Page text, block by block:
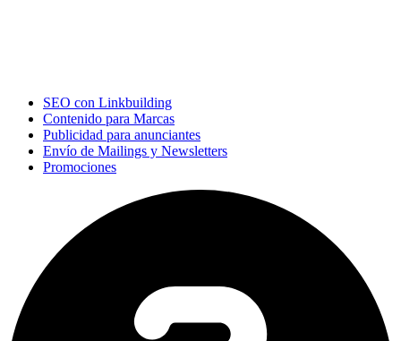
SEO con Linkbuilding
Contenido para Marcas
Publicidad para anunciantes
Envío de Mailings y Newsletters
Promociones